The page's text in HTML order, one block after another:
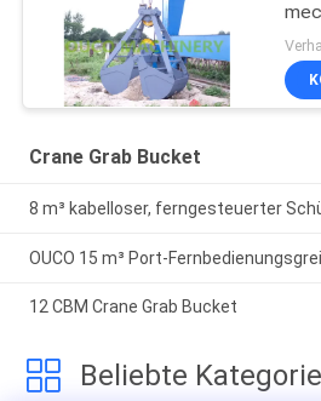
Crane Grab Bucket
8 m³ kabelloser, ferngesteuerter
OUCO 15 m³ Port-
12 CBM Crane Grab Bucket
Beliebte